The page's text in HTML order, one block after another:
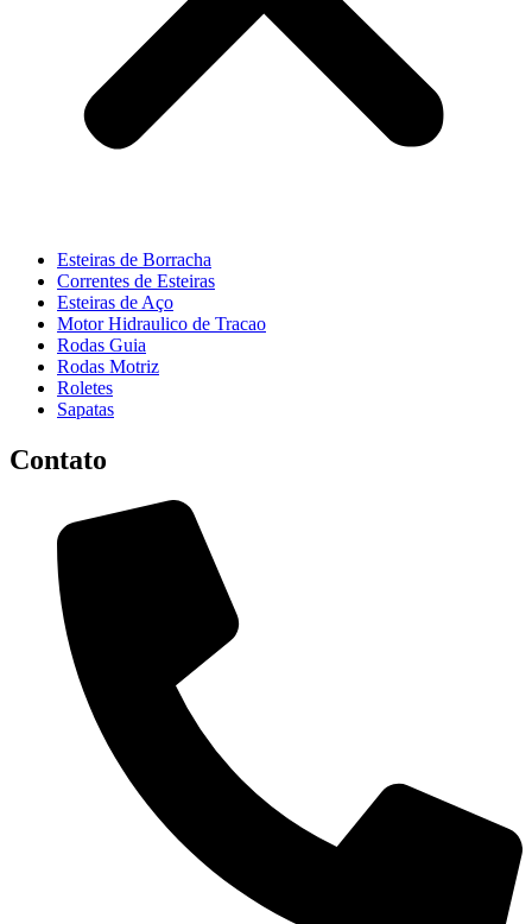
Esteiras de Borracha
Correntes de Esteiras
Esteiras de Aço
Motor Hidraulico de Tracao
Rodas Guia
Rodas Motriz
Roletes
Sapatas
Contato